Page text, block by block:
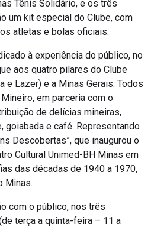
Tênis Solidário, e os três
um kit especial do Clube, com
atletas e bolas oficiais.
à experiência do público, no
aos quatro pilares do Clube
e Lazer) e a Minas Gerais. Todos
em parceria com o
de delícias mineiras,
goiabada e café. Representando
Descobertas”, que inaugurou o
Cultural Unimed-BH Minas em
das décadas de 1940 a 1970,
Minas.
com o público, nos três
terça a quinta-feira – 11 a